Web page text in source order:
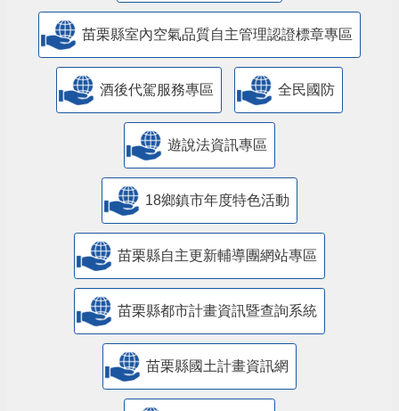
苗栗縣室內空氣品質自主管理認證標章專區
酒後代駕服務專區 全民國防
遊說法資訊專區
18鄉鎮市年度特色活動
苗栗縣自主更新輔導團網站專區
苗栗縣都市計畫資訊暨查詢系統
苗栗縣國土計畫資訊網